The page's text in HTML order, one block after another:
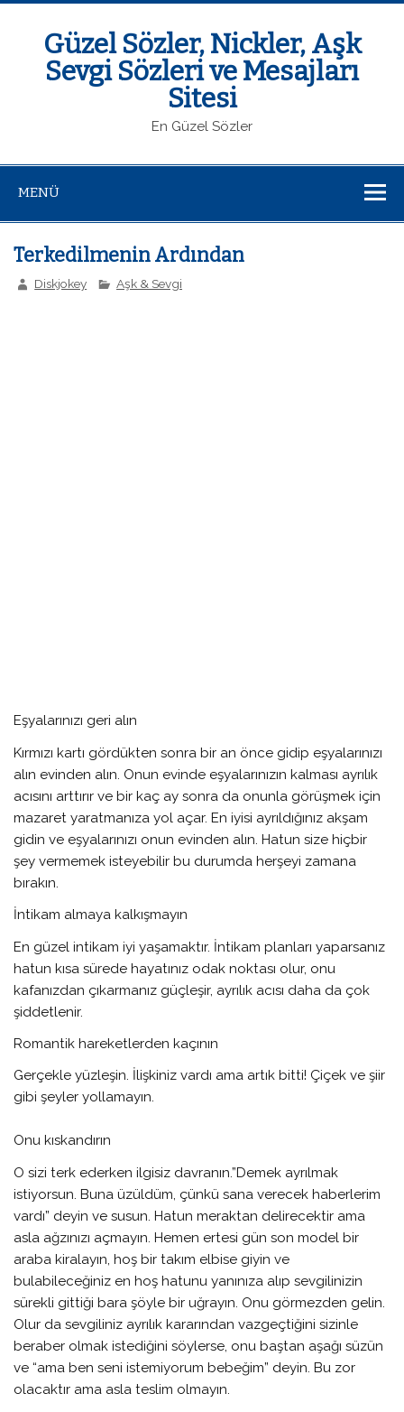
Güzel Sözler, Nickler, Aşk
Sevgi Sözleri ve Mesajları
Sitesi
En Güzel Sözler
MENÜ
Terkedilmenin Ardından
Diskjokey Aşk & Sevgi
Eşyalarınızı geri alın
Kırmızı kartı gördükten sonra bir an önce gidip eşyalarınızı
alın evinden alın. Onun evinde eşyalarınızın kalması ayrılık
acısını arttırır ve bir kaç ay sonra da onunla görüşmek için
mazaret yaratmanıza yol açar. En iyisi ayrıldığınız akşam
gidin ve eşyalarınızı onun evinden alın. Hatun size hiçbir
şey vermemek isteyebilir bu durumda herşeyi zamana
bırakın.
İntikam almaya kalkışmayın
En güzel intikam iyi yaşamaktır. İntikam planları yaparsanız
hatun kısa sürede hayatınız odak noktası olur, onu
kafanızdan çıkarmanız güçleşir, ayrılık acısı daha da çok
şiddetlenir.
Romantik hareketlerden kaçının
Gerçekle yüzleşin. İlişkiniz vardı ama artık bitti! Çiçek ve şiir
gibi şeyler yollamayın.
Onu kıskandırın
O sizi terk ederken ilgisiz davranın.”Demek ayrılmak
istiyorsun. Buna üzüldüm, çünkü sana verecek haberlerim
vardı” deyin ve susun. Hatun meraktan delirecektir ama
asla ağzınızı açmayın. Hemen ertesi gün son model bir
araba kiralayın, hoş bir takım elbise giyin ve
bulabileceğiniz en hoş hatunu yanınıza alıp sevgilinizin
sürekli gittiği bara şöyle bir uğrayın. Onu görmezden gelin.
Olur da sevgiliniz ayrılık kararından vazgeçtiğini sizinle
beraber olmak istediğini söylerse, onu baştan aşağı süzün
ve “ama ben seni istemiyorum bebeğim” deyin. Bu zor
olacaktır ama asla teslim olmayın.